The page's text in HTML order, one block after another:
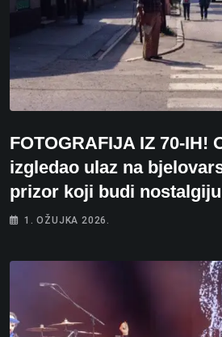
FOTOGRAFIJA IZ 70-IH!
izgledao ulaz na
prizor koji budi nostalgiju
1. OŽUJKA 2026.